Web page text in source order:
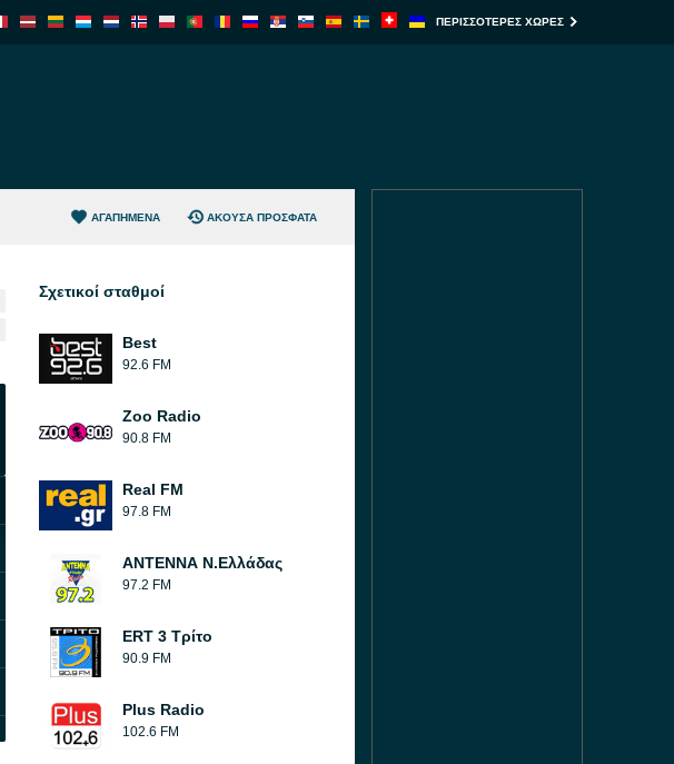
ΠΕΡΙΣΣΌΤΕΡΕΣ ΧΏΡΕΣ
ΑΓΑΠΗΜΈΝΑ ΆΚΟΥΣΑ ΠΡΌΣΦΑΤΑ
Σχετικοί σταθμοί
Best
92.6 FM
Zoo Radio
90.8 FM
Real FM
97.8 FM
ΑΝΤΕΝΝΑ Ν.Ελλάδας
97.2 FM
ERT 3 Τρίτο
90.9 FM
Plus Radio
102.6 FM